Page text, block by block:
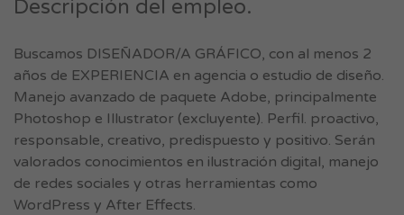
Descripción del empleo.
Buscamos DISEÑADOR/A GRÁFICO, con al menos 2
años de EXPERIENCIA en agencia o estudio de diseño.
Manejo avanzado de paquete Adobe, principalmente
Photoshop e Illustrator (excluyente). Perfil. proactivo,
responsable, creativo, predispuesto y positivo. Serán
valorados conocimientos en ilustración digital, manejo
de redes sociales y otras herramientas como
WordPress y After Effects.